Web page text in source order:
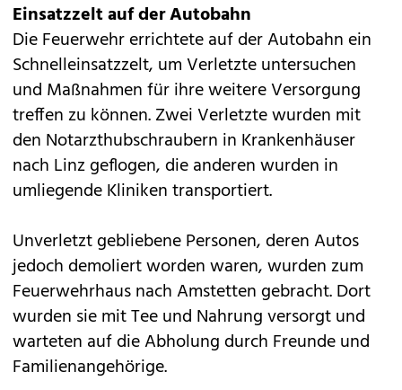
Einsatzzelt auf der Autobahn
Die Feuerwehr errichtete auf der Autobahn ein
Schnelleinsatzzelt, um Verletzte untersuchen
und Maßnahmen für ihre weitere Versorgung
treffen zu können. Zwei Verletzte wurden mit
den Notarzthubschraubern in Krankenhäuser
nach Linz geflogen, die anderen wurden in
umliegende Kliniken transportiert.
Unverletzt gebliebene Personen, deren Autos
jedoch demoliert worden waren, wurden zum
Feuerwehrhaus nach Amstetten gebracht. Dort
wurden sie mit Tee und Nahrung versorgt und
warteten auf die Abholung durch Freunde und
Familienangehörige.